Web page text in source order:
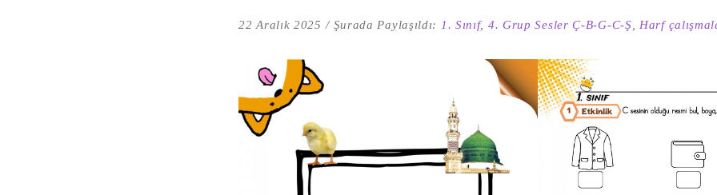
22 Aralık 2025 Şurada Paylaşıldı: 1. Sınıf, 4. Grup Sesler Ç-B-G-C-Ş Harf